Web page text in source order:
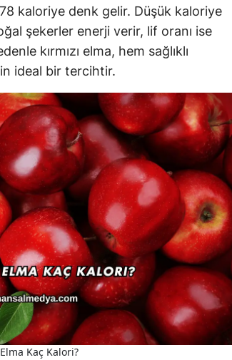
kaloriye denk gelir. Düşük kaloriye
şekerler enerji verir, lif oranı ise
kırmızı elma, hem sağlıklı
ideal bir tercihtir.
Elma Kaç Kalori?